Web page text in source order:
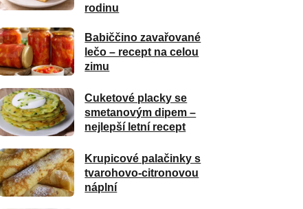
rodinu
Babiččino zavařované
lečo – recept na celou
zimu
Cuketové placky se
smetanovým dipem –
nejlepší letní recept
Krupicové palačinky s
tvarohovo-citronovou
náplní